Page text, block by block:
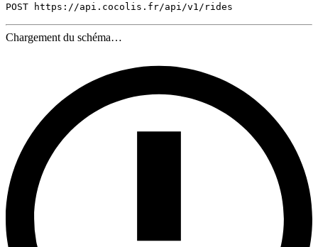
POST https://api.cocolis.fr/api/v1/rides
Chargement du schéma…